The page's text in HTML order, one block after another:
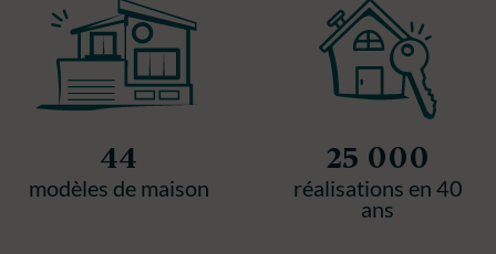
44
modèles de maison
25 000
réalisations en 40
ans